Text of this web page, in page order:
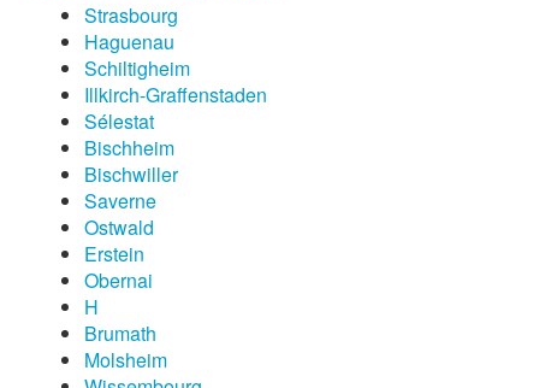
Strasbourg
Haguenau
Schiltigheim
Illkirch-Graffenstaden
Sélestat
Bischheim
Bischwiller
Saverne
Ostwald
Erstein
Obernai
H
Brumath
Molsheim